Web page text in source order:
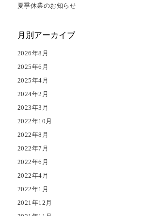
夏季休業のお知らせ
月別アーカイブ
2026年8月
2025年6月
2025年4月
2024年2月
2023年3月
2022年10月
2022年8月
2022年7月
2022年6月
2022年4月
2022年1月
2021年12月